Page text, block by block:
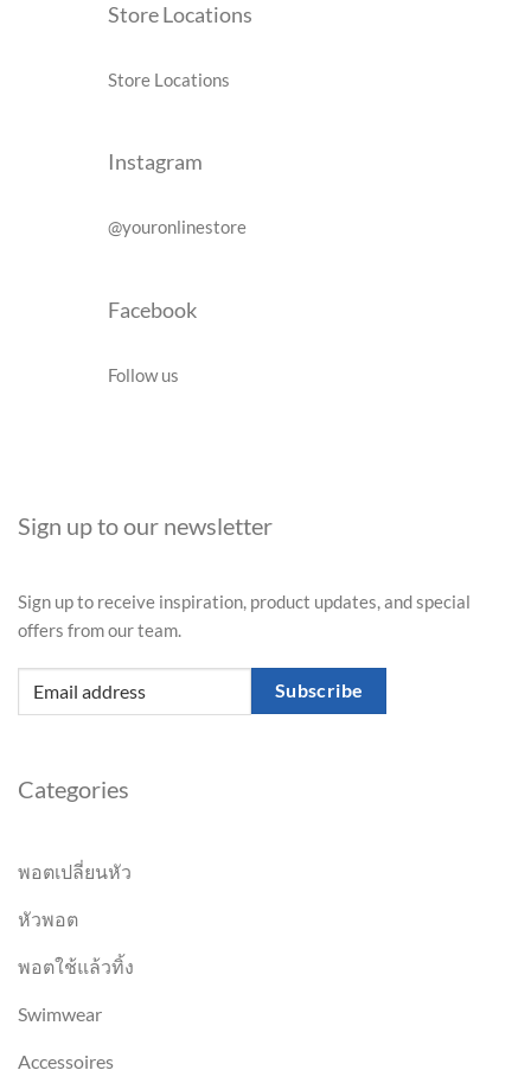
Store Locations
Store Locations
Instagram
@youronlinestore
Facebook
Follow us
Categories
พอตเปลี่ยนหัว
หัวพอต
พอตใช้แล้วทิ้ง
Swimwear
Accessoires
Sign up to our newsletter
Sign up to receive inspiration, product updates, and special
offers from our team.
Subscribe